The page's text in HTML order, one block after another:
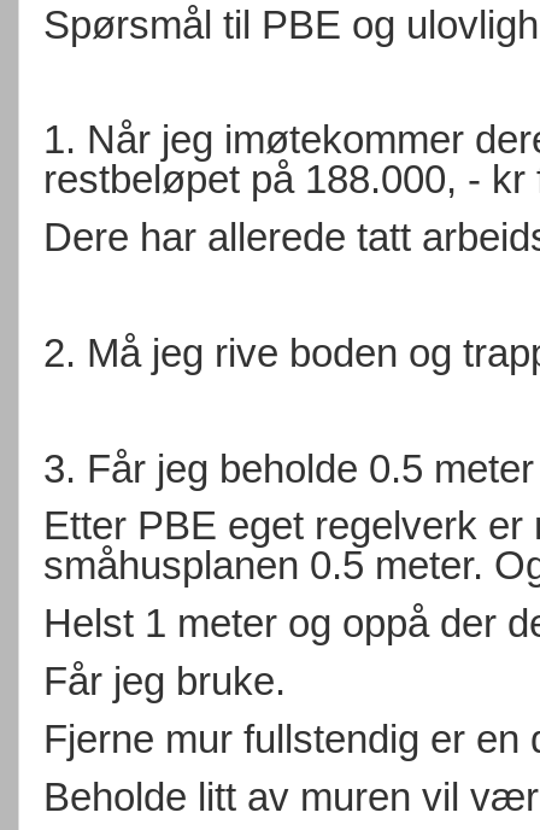
Spørsmål til PBE og
1. Når jeg imøtekommer
restbeløpet på 188.000, - kr
Dere har allerede tatt
2. Må jeg rive boden og
3. Får jeg beholde 0.5
Etter PBE eget regelverk
småhusplanen 0.5 meter.
Helst 1 meter og oppå der
Får jeg bruke.
Fjerne mur fullstendig er en
Beholde litt av muren vil